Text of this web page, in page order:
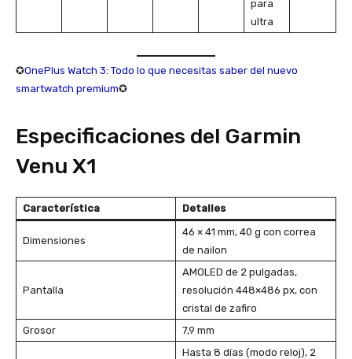
para
ultra
✪OnePlus Watch 3: Todo lo que necesitas saber del nuevo
smartwatch premium✪
Especificaciones del Garmin
Venu X1
Característica Detalles
Dimensiones
46 × 41 mm, 40 g con correa
de nailon
Pantalla
AMOLED de 2 pulgadas,
resolución 448×486 px, con
cristal de zafiro
Grosor
7,9 mm
Hasta 8 días (modo reloj), 2